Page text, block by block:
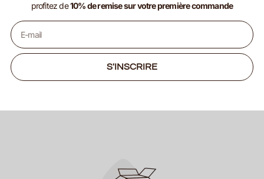
profitez de10% de remise sur votre première commande
S'INSCRIRE